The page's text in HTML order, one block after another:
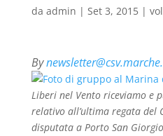
da admin | Set 3, 2015|
By
Liberi nel Vento riceviamo e
relativo all’ultima regata del
disputata a Porto San